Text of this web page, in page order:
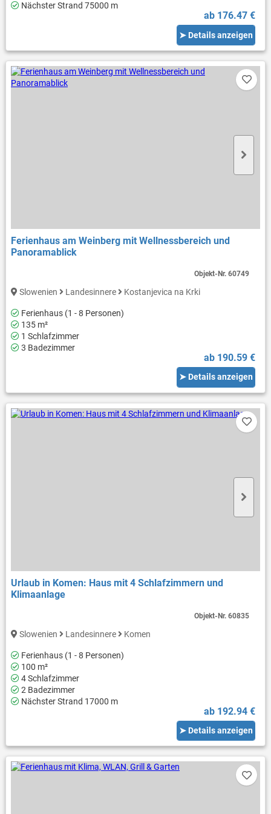
Nächster Strand 75000 m
ab 176.47 €
➤ Details anzeigen
Ferienhaus am Weinberg mit Wellnessbereich und
Panoramablick
Slowenien Landesinnere Kostanjevica na Krki
Ferienhaus (1 - 8 Personen)
135 m²
1 Schlafzimmer
3 Badezimmer
ab 190.59 €
➤ Details anzeigen
Objekt-Nr.60749
Urlaub in Komen: Haus mit 4 Schlafzimmern und
Klimaanlage
Slowenien Landesinnere Komen
Ferienhaus (1 - 8 Personen)
100 m²
4 Schlafzimmer
2 Badezimmer
Nächster Strand 17000 m
ab 192.94 €
➤ Details anzeigen
Objekt-Nr.60835